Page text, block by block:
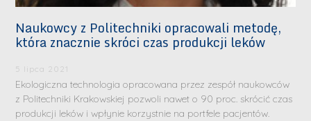
Naukowcy z Politechniki opracowali metodę,
która znacznie skróci czas produkcji leków
5 lipca 2021
Ekologiczna technologia opracowana przez zespół naukowców
z Politechniki Krakowskiej pozwoli nawet o 90 proc. skrócić czas
produkcji leków i wpłynie korzystnie na portfele pacjentów.